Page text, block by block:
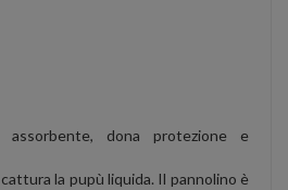
assorbente, dona protezione e
la pupù liquida. Il pannolino è